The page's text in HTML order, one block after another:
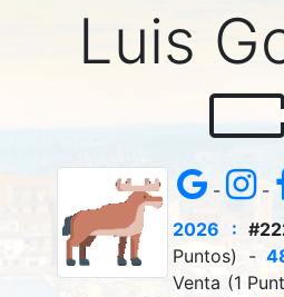
Luis
- -
2026 :
Puntos) -
Venta (1